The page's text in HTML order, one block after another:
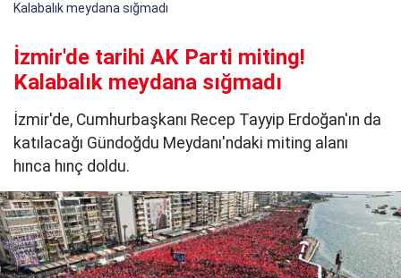
Kalabalık meydana sığmadı
İzmir'de tarihi AK Parti miting!
Kalabalık meydana sığmadı
İzmir'de, Cumhurbaşkanı Recep Tayyip Erdoğan'ın da
katılacağı Gündoğdu Meydanı'ndaki miting alanı
hınca hınç doldu.